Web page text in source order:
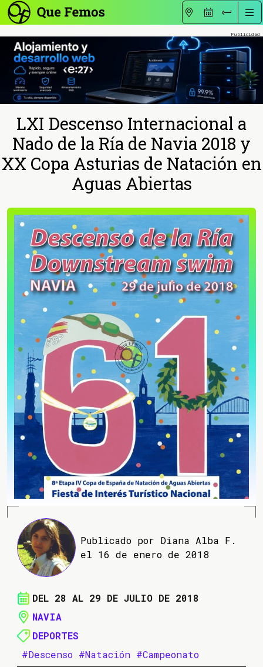
LXI Descenso Internacional a
Nado de la Ría de Navia 2018 y
XX Copa Asturias de Natación en
Aguas Abiertas
Publicado por Diana Alba F.
el 16 de enero de 2018
DEL 28 AL 29 DE JULIO DE 2018
NAVIA
DEPORTES
#Descenso #Natación #Campeonato